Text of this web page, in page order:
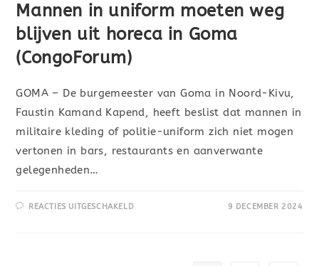
Mannen in uniform moeten weg
blijven uit horeca in Goma
(CongoForum)
GOMA – De burgemeester van Goma in Noord-Kivu,
Faustin Kamand Kapend, heeft beslist dat mannen in
militaire kleding of politie-uniform zich niet mogen
vertonen in bars, restaurants en aanverwante
gelegenheden…
REACTIES UITGESCHAKELD 9 DECEMBER 2024